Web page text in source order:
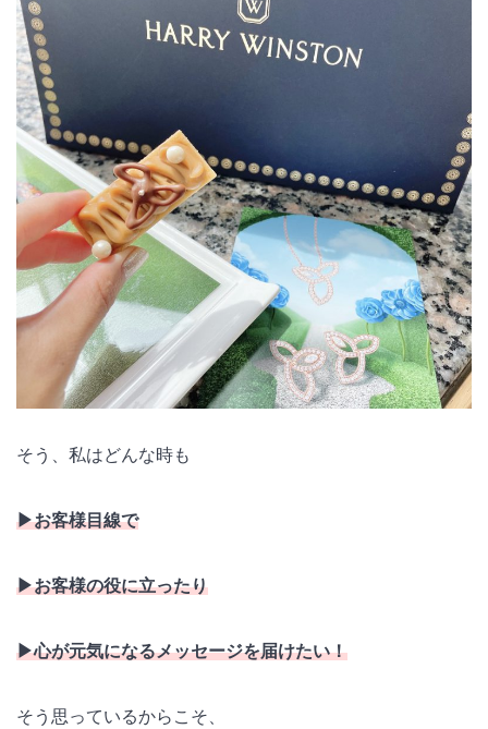
そう、私はどんな時も
▶︎お客様目線で
▶︎お客様の役に立ったり
▶︎心が元気になるメッセージを届けたい！
そう思っているからこそ、